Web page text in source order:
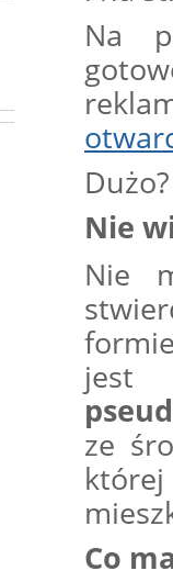
Na
Nie
Nie
ze
Co